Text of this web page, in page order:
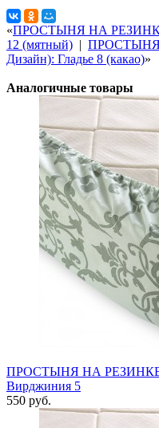
«ПРОСТЫНЯ НА РЕЗИНКЕ
12 (мятный) | ПРОСТЫНЯ
Дизайн): Гладье 8 (какао)»
Аналогичные товары
ПРОСТЫНЯ НА РЕЗИНКЕ
Вирджиния 5
550 руб.